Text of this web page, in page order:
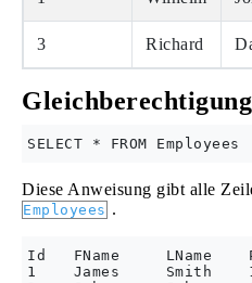
3 Richard
Gleichberechtigung
Diese Anweisung gibt alle
Employees .
Id   FName     LName
1    James     Smith